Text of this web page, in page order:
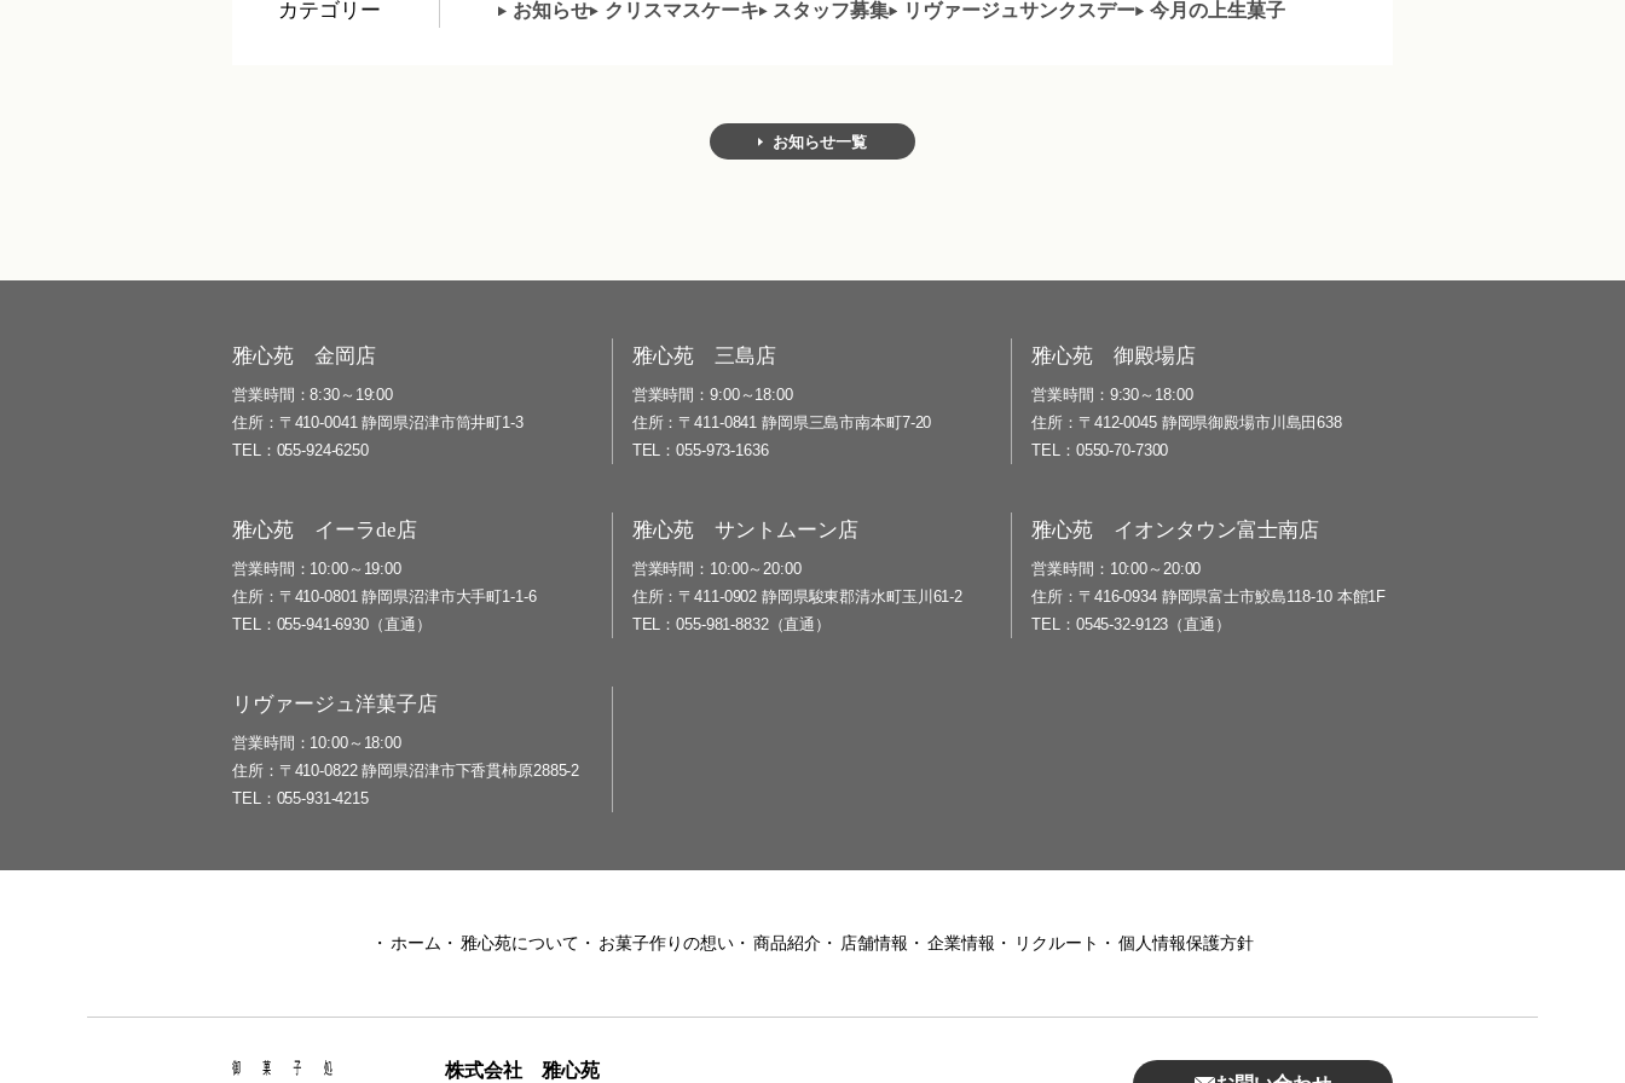
カテゴリー お知らせ クリスマスケーキ スタッフ募集 リヴァージュサンクスデー 今月の上生菓子
お知らせ一覧
雅心苑 金岡店
営業時間
8:30～19:00
住所
〒410-0041 静岡県沼津市筒井町1-3
TEL
055-924-6250
雅心苑 三島店
営業時間
9:00～18:00
住所
〒411-0841 静岡県三島市南本町7-20
TEL
055-973-1636
雅心苑 御殿場店
営業時間
9:30～18:00
住所
〒412-0045 静岡県御殿場市川島田638
TEL
0550-70-7300
雅心苑 イーラde店
営業時間
10:00～19:00
住所
〒410-0801 静岡県沼津市大手町1-1-6
TEL
055-941-6930（直通）
雅心苑 サントムーン店
営業時間
10:00～20:00
住所
〒411-0902 静岡県駿東郡清水町玉川61-2
TEL
055-981-8832（直通）
雅心苑 イオンタウン富士南店
営業時間
10:00～20:00
住所
〒416-0934 静岡県富士市鮫島118-10 本館1F
TEL
0545-32-9123（直通）
リヴァージュ洋菓子店
営業時間
10:00～18:00
住所
〒410-0822 静岡県沼津市下香貫柿原2885-2
TEL
055-931-4215
ホーム 雅心苑について お菓子作りの想い 商品紹介 店舗情報 企業情報 リクルート 個人情報保護方針
株式会社 雅心苑